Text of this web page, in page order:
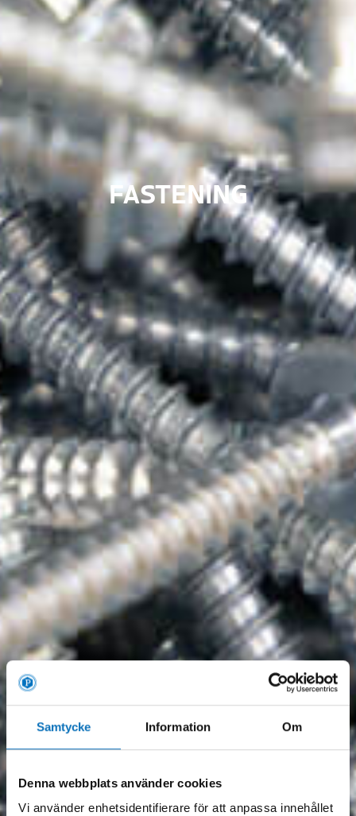
Samtycke Information Om
Denna webbplats använder cookies
Vi använder enhetsidentifierare för att anpassa innehållet
FASTENING